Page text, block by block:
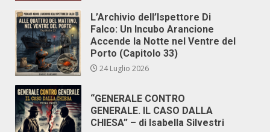
L’Archivio dell’Ispettore Di
Falco: Un Incubo Arancione
Accende la Notte nel Ventre del
Porto (Capitolo 33)
24 Luglio 2026
“GENERALE CONTRO
GENERALE. IL CASO DALLA
CHIESA” – di Isabella Silvestri